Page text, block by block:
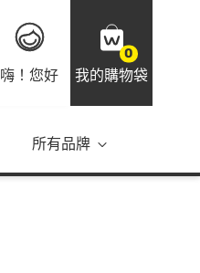
嗨！您好
0
我的購物袋
所有品牌